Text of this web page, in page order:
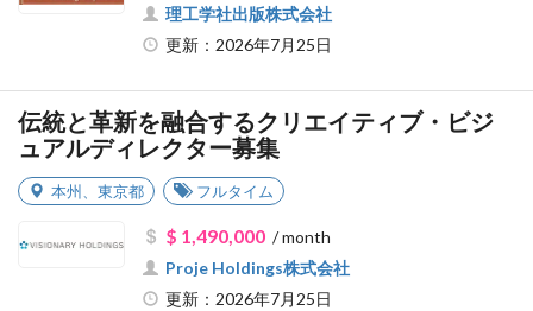
理工学社出版株式会社
更新：2026年7月25日
伝統と革新を融合するクリエイティブ・ビジ
ュアルディレクター募集
本州 東京都 フルタイム
$ 1,490,000/ month
Proje Holdings株式会社
更新：2026年7月25日